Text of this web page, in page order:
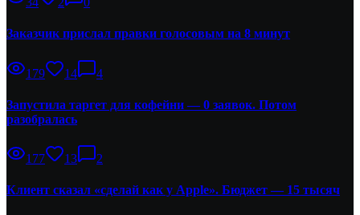
Заказчик прислал правки голосовым на 8 минут
179 14 4
Запустила таргет для кофейни — 0 заявок. Потом
разобралась
177 13 2
Клиент сказал «сделай как у Apple». Бюджет — 15 тысяч